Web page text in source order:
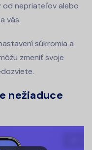
od nepriateľov alebo
vás.
súkromia a
zmeniť svoje
nežiaduce